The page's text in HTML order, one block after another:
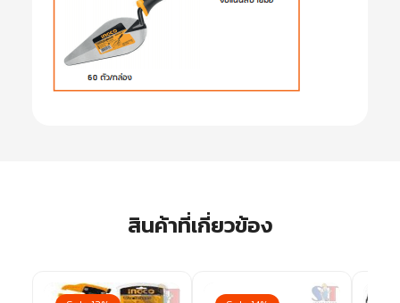
สินค้าที่เกี่ยวข้อง